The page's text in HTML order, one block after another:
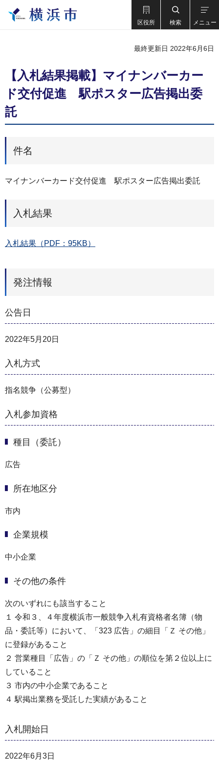
区役所 検索 メニュー
最終更新日 2022年6月6日
【入札結果掲載】マイナンバーカー
ド交付促進 駅ポスター広告掲出委
託
件名
マイナンバーカード交付促進 駅ポスター広告掲出委託
入札結果
入札結果（PDF：95KB）
発注情報
公告日
2022年5月20日
入札方式
指名競争（公募型）
入札参加資格
種目（委託）
広告
所在地区分
市内
企業規模
中小企業
その他の条件
次のいずれにも該当すること
１ 令和３、４年度横浜市一般競争入札有資格者名簿（物
品・委託等）において、「323 広告」の細目「Ｚ その他」
に登録があること
２ 営業種目「広告」の「Ｚ その他」の順位を第２位以上に
していること
３ 市内の中小企業であること
４ 駅掲出業務を受託した実績があること
入札開始日
2022年6月3日